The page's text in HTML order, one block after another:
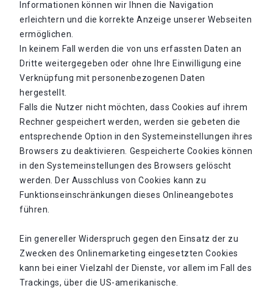
Informationen können wir Ihnen die Navigation
erleichtern und die korrekte Anzeige unserer Webseiten
ermöglichen.
In keinem Fall werden die von uns erfassten Daten an
Dritte weitergegeben oder ohne Ihre Einwilligung eine
Verknüpfung mit personenbezogenen Daten
hergestellt.
Falls die Nutzer nicht möchten, dass Cookies auf ihrem
Rechner gespeichert werden, werden sie gebeten die
entsprechende Option in den Systemeinstellungen ihres
Browsers zu deaktivieren. Gespeicherte Cookies können
in den Systemeinstellungen des Browsers gelöscht
werden. Der Ausschluss von Cookies kann zu
Funktionseinschränkungen dieses Onlineangebotes
führen.
Ein genereller Widerspruch gegen den Einsatz der zu
Zwecken des Onlinemarketing eingesetzten Cookies
kann bei einer Vielzahl der Dienste, vor allem im Fall des
Trackings, über die US-amerikanische.